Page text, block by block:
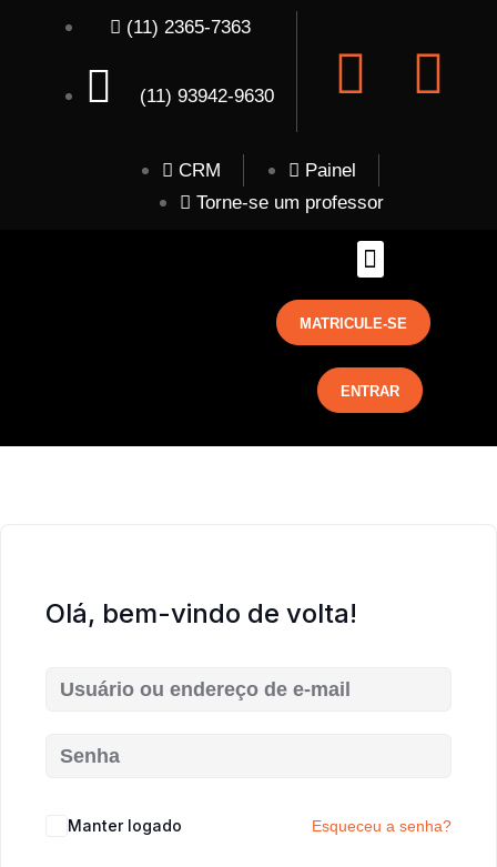
(11) 2365-7363
(11) 93942-9630
CRM
Painel
Torne-se um professor
MATRICULE-SE
ENTRAR
Olá, bem-vindo de volta!
Manter logado Esqueceu a senha?